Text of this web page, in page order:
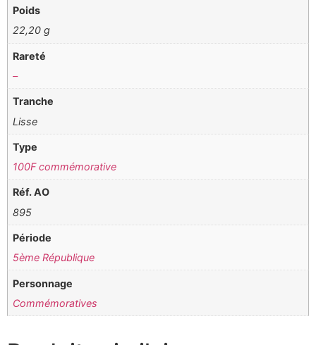
Poids
22,20 g
Rareté
–
Tranche
Lisse
Type
100F commémorative
Réf. AO
895
Période
5ème République
Personnage
Commémoratives